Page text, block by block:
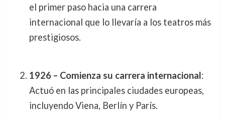
el primer paso hacia una carrera
internacional que lo llevaría a los teatros más
prestigiosos.
1926 – Comienza su carrera internacional:
Actuó en las principales ciudades europeas,
incluyendo Viena, Berlín y París.